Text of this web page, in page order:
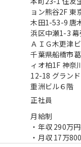
ョン熊谷2F 東京都中野区本町1-32-2 ハーモニータワー１９階 東京都多摩市唐
木田1-53-9 唐木田センタービル
浜区中瀬1-3 幕張テクノガ
ＡＩＧ木更津ビル４階 千葉県成田市囲護台1-4-4 フ
千葉県船橋市葛飾町2-
ィオ柏1F 神奈川県横浜市戸塚区川上町85-3 SSビル2F 神奈川県海老名市扇町
12-18 グラン
重洲ビル６階
正社員
月給制
・年収 290万
・月収 17万